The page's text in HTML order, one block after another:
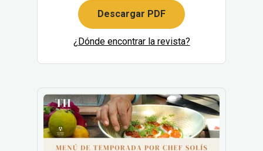
Descargar PDF
¿Dónde encontrar la revista?